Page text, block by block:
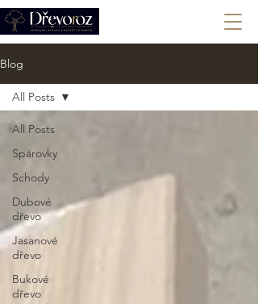
Blog
All Posts
Spárovky
Schody
Dubové
dřevo
Jasanové
dřevo
Bukové
dřevo
All Posts